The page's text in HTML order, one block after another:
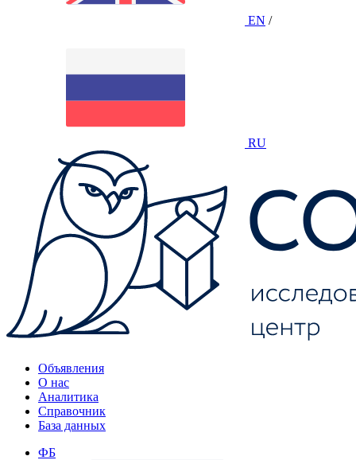
EN /
RU
Объявления
О нас
Аналитика
Справочник
База данных
ФБ